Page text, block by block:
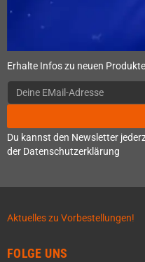
Erhalte Infos zu neuen
Du kannst den Newsletter
der Datenschutzerklärung
Aktuelles zu Vorbestellungen!
FOLGE UNS